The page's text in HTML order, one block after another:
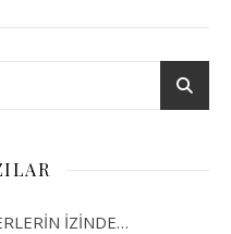
İZİNDE…